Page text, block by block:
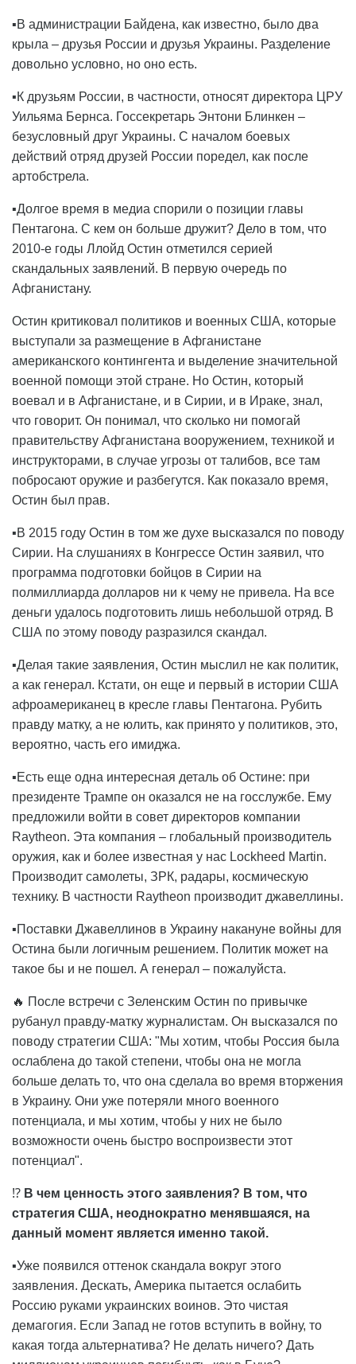
▪️В администрации Байдена, как известно, было два
крыла – друзья России и друзья Украины. Разделение
довольно условно, но оно есть.
▪️К друзьям России, в частности, относят директора ЦРУ
Уильяма Бернса. Госсекретарь Энтони Блинкен –
безусловный друг Украины. С началом боевых
действий отряд друзей России поредел, как после
артобстрела.
▪️Долгое время в медиа спорили о позиции главы
Пентагона. С кем он больше дружит? Дело в том, что
2010-е годы Ллойд Остин отметился серией
скандальных заявлений. В первую очередь по
Афганистану.
Остин критиковал политиков и военных США, которые
выступали за размещение в Афганистане
американского контингента и выделение значительной
военной помощи этой стране. Но Остин, который
воевал и в Афганистане, и в Сирии, и в Ираке, знал,
что говорит. Он понимал, что сколько ни помогай
правительству Афганистана вооружением, техникой и
инструкторами, в случае угрозы от талибов, все там
побросают оружие и разбегутся. Как показало время,
Остин был прав.
▪️В 2015 году Остин в том же духе высказался по поводу
Сирии. На слушаниях в Конгрессе Остин заявил, что
программа подготовки бойцов в Сирии на
полмиллиарда долларов ни к чему не привела. На все
деньги удалось подготовить лишь небольшой отряд. В
США по этому поводу разразился скандал.
▪️Делая такие заявления, Остин мыслил не как политик,
а как генерал. Кстати, он еще и первый в истории США
афроамериканец в кресле главы Пентагона. Рубить
правду матку, а не юлить, как принято у политиков, это,
вероятно, часть его имиджа.
▪️Есть еще одна интересная деталь об Остине: при
президенте Трампе он оказался не на госслужбе. Ему
предложили войти в совет директоров компании
Raytheon. Эта компания – глобальный производитель
оружия, как и более известная у нас Lockheed Martin.
Производит самолеты, ЗРК, радары, космическую
технику. В частности Raytheon производит джавеллины.
▪️Поставки Джавеллинов в Украину накануне войны для
Остина были логичным решением. Политик может на
такое бы и не пошел. А генерал – пожалуйста.
🔥 После встречи с Зеленским Остин по привычке
рубанул правду-матку журналистам. Он высказался по
поводу стратегии США: "Мы хотим, чтобы Россия была
ослаблена до такой степени, чтобы она не могла
больше делать то, что она сделала во время вторжения
в Украину. Они уже потеряли много военного
потенциала, и мы хотим, чтобы у них не было
возможности очень быстро воспроизвести этот
потенциал".
⁉️ В чем ценность этого заявления? В том, что
стратегия США, неоднократно менявшаяся, на
данный момент является именно такой.
▪️Уже появился оттенок скандала вокруг этого
заявления. Дескать, Америка пытается ослабить
Россию руками украинских воинов. Это чистая
демагогия. Если Запад не готов вступить в войну, то
какая тогда альтернатива? Не делать ничего? Дать